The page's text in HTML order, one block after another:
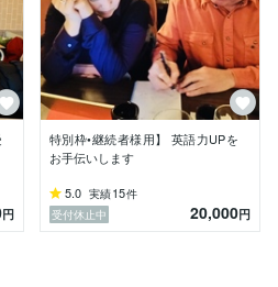
ーションツールですが、日本語
がご自身の世界の幅は広がりま
同士が共通言語として用いる主
た。最初に勤めた企業では私だ
ンプレックスでした。どうし
language)クラスでもチ
にブチあたりましたがこんな私
。
円
特別枠•継続者様用】 英語力UPを
お手伝いします
5.0 実績15件
受付休止中
20,000円